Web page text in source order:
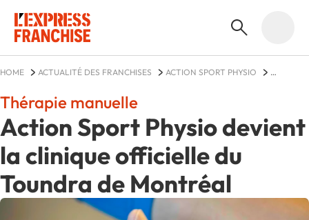
HOME ACTUALITÉ DES FRANCHISES
ACTION SPORT PHYSIO
Action Sport Physio devient
la clinique officielle du
Toundra de Montréal
Thérapie manuelle